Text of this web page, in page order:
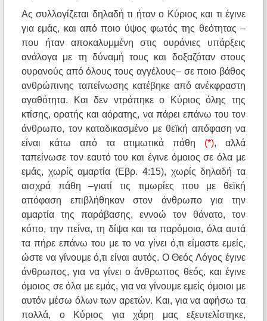
Ας συλλογίζεται δηλαδή τι ήταν ο Κύριος και τι έγινε
για εμάς, και από ποιο ύψος φωτός της θεότητας –
που ήταν αποκαλυμμένη στις ουράνιες υπάρξεις
ανάλογα με τη δύναμή τους και δοξαζόταν στους
ουρανούς από όλους τους αγγέλους– σε ποιο βάθος
ανθρώπινης ταπείνωσης κατέβηκε από ανέκφραστη
αγαθότητα. Και δεν ντράπηκε ο Κύριος όλης της
κτίσης, ορατής και αόρατης, να πάρει επάνω του τον
άνθρωπο, τον καταδικασμένο με θεϊκή απόφαση να
είναι κάτω από τα ατιμωτικά πάθη (*), αλλά
ταπείνωσε τον εαυτό του και έγινε όμοιος σε όλα με
εμάς, χωρίς αμαρτία (Εβρ. 4:15), χωρίς δηλαδή τα
αισχρά πάθη –γιατί τις τιμωρίες που με θεϊκή
απόφαση επιβλήθηκαν στον άνθρωπο για την
αμαρτία της παράβασης, εννοώ τον θάνατο, τον
κόπο, την πείνα, τη δίψα και τα παρόμοια, όλα αυτά
τα πήρε επάνω του με το να γίνει ό,τι είμαστε εμείς,
ώστε να γίνουμε ό,τι είναι αυτός. Ο Θεός Λόγος έγινε
άνθρωπος, για να γίνει ο άνθρωπος θεός, και έγινε
όμοιος σε όλα με εμάς, για να γίνουμε εμείς όμοιοι με
αυτόν μέσω όλων των αρετών. Και, για να αφήσω τα
πολλά, ο Κύριος για χάρη μας εξευτελίστηκε,